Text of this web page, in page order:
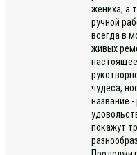
жениха, а
ручной
всегда в
живых
чудеса,
название
покажут